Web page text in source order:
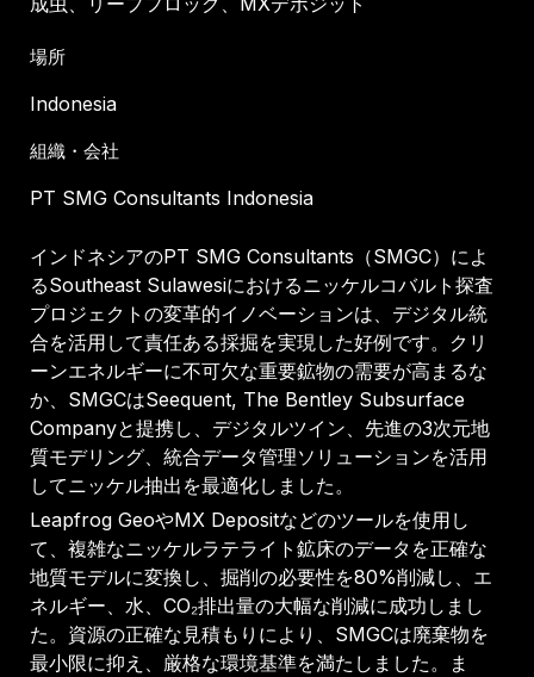
場所
Indonesia
組織・会社
PT SMG Consultants Indonesia
インドネシアのPT SMG Consultants（SMGC）によ
るSoutheast Sulawesiにおけるニッケルコバルト探査
プロジェクトの変革的イノベーションは、デジタル統
合を活用して責任ある採掘を実現した好例です。クリ
ーンエネルギーに不可欠な重要鉱物の需要が高まるな
か、SMGCはSeequent, The Bentley Subsurface
Companyと提携し、デジタルツイン、先進の3次元地
質モデリング、統合データ管理ソリューションを活用
してニッケル抽出を最適化しました。
Leapfrog GeoやMX Depositなどのツールを使用し
て、複雑なニッケルラテライト鉱床のデータを正確な
地質モデルに変換し、掘削の必要性を80%削減し、エ
ネルギー、水、CO₂排出量の大幅な削減に成功しまし
た。資源の正確な見積もりにより、SMGCは廃棄物を
最小限に抑え、厳格な環境基準を満たしました。ま